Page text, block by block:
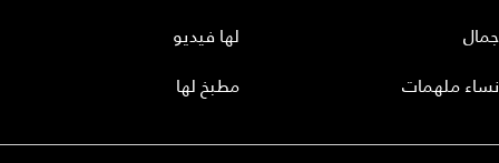
جمال
نساء ملهمات
لها فيديو
مطبخ لها